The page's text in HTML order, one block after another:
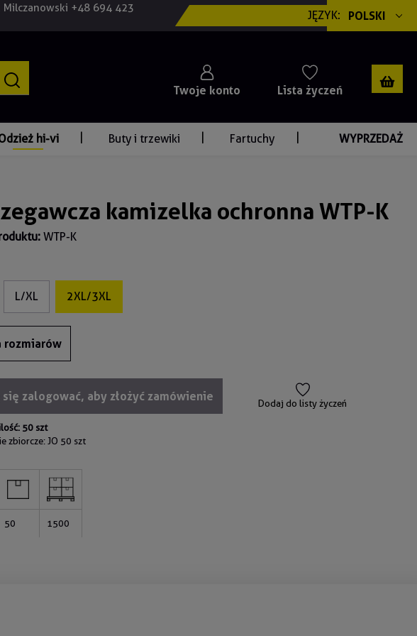
+48 694 423
JĘZYK: POLSKI
Twoje konto Lista życzeń
hi-vi Buty i trzewiki Fartuchy WYPRZEDAŻ
kamizelka ochronna WTP-K
WTP-K
L/XL 2XL/3XL
rozmiarów
się zalogować, aby złożyć zamówienie Dodaj do listy życzeń
50 szt
zbiorcze: JO 50 szt
50 1500